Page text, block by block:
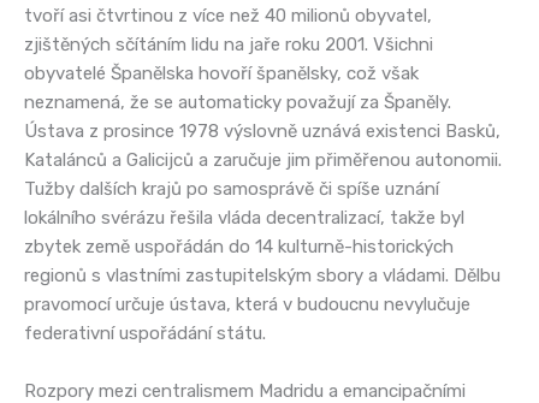
tvoří asi čtvrtinou z více než 40 milionů obyvatel,
zjištěných sčítáním lidu na jaře roku 2001. Všichni
obyvatelé Španělska hovoří španělsky, což však
neznamená, že se automaticky považují za Španěly.
Ústava z prosince 1978 výslovně uznává existenci Basků,
Katalánců a Galicijců a zaručuje jim přiměřenou autonomii.
Tužby dalších krajů po samosprávě či spíše uznání
lokálního svérázu řešila vláda decentralizací, takže byl
zbytek země uspořádán do 14 kulturně-historických
regionů s vlastními zastupitelským sbory a vládami. Dělbu
pravomocí určuje ústava, která v budoucnu nevylučuje
federativní uspořádání státu.
Rozpory mezi centralismem Madridu a emancipačními